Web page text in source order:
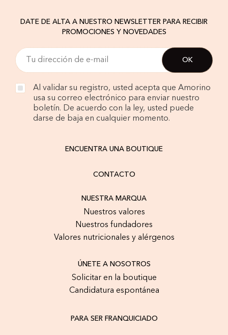
DATE DE ALTA A NUESTRO NEWSLETTER PARA RECIBIR
PROMOCIONES Y NOVEDADES
Al validar su registro, usted acepta que Amorino
usa su correo electrónico para enviar nuestro
boletín. De acuerdo con la ley, usted puede
darse de baja en cualquier momento.
ENCUENTRA UNA BOUTIQUE
CONTACTO
NUESTRA MARQUA
Nuestros valores
Nuestros fundadores
Valores nutricionales y alérgenos
ÚNETE A NOSOTROS
Solicitar en la boutique
Candidatura espontánea
PARA SER FRANQUICIADO